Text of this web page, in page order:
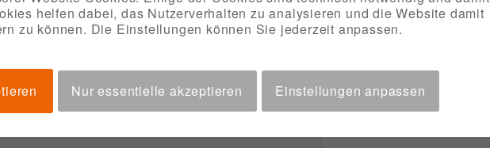
helfen dabei, das Nutzerverhalten zu analysieren und die Website damit
zu können. Die Einstellungen können Sie jederzeit anpassen.
Nur essentielle akzeptieren Einstellungen anpassen